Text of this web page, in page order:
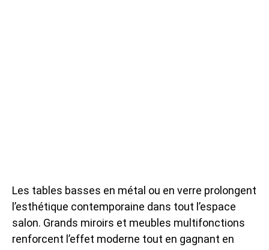
Les tables basses en métal ou en verre prolongent
l’esthétique contemporaine dans tout l’espace
salon. Grands miroirs et meubles multifonctions
renforcent l’effet moderne tout en gagnant en